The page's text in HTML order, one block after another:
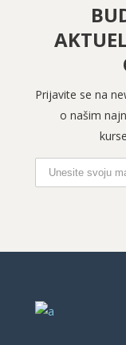
Prijavite se na
o našim